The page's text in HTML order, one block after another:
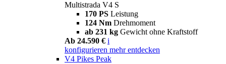
Multistrada V4 S
170 PS Leistung
124 Nm Drehmoment
ab 231 kg Gewicht ohne Kraftstoff
Ab 24.590 € i
konfigurieren mehr entdecken
V4 Pikes Peak